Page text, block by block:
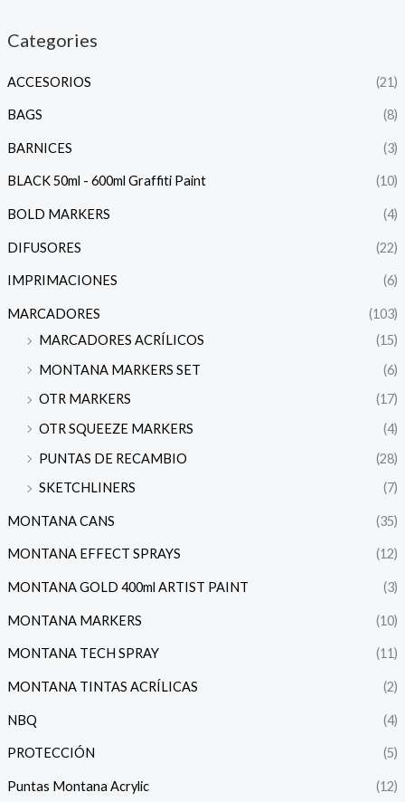
Categories
ACCESORIOS (21)
BAGS (8)
BARNICES (3)
BLACK 50ml - 600ml Graffiti Paint (10)
BOLD MARKERS (4)
DIFUSORES (22)
IMPRIMACIONES (6)
MARCADORES
(103)
MARCADORES ACRÍLICOS
(15)
MONTANA MARKERS SET
(6)
OTR MARKERS
(17)
OTR SQUEEZE MARKERS
(4)
PUNTAS DE RECAMBIO
(28)
SKETCHLINERS
(7)
MONTANA CANS (35)
MONTANA EFFECT SPRAYS (12)
MONTANA GOLD 400ml ARTIST PAINT (3)
MONTANA MARKERS (10)
MONTANA TECH SPRAY (11)
MONTANA TINTAS ACRÍLICAS (2)
NBQ (4)
PROTECCIÓN (5)
Puntas Montana Acrylic (12)